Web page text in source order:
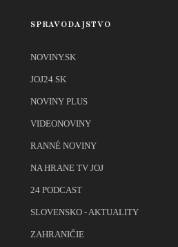
SPRAVODAJSTVO
NOVINY.SK
JOJ24.SK
NOVINY PLUS
VIDEONOVINY
RANNÉ NOVINY
NA HRANE TV JOJ
24 PODCAST
SLOVENSKO - AKTUALITY
ZAHRANIČIE